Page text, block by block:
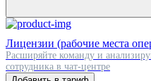
Лицензии (рабочие места
Расширяйте команду и
сотрудника в чат-центре